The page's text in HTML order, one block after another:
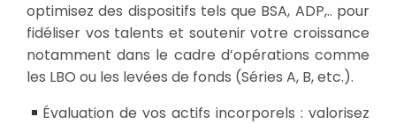
optimisez des dispositifs tels que BSA, ADP,.. pour
fidéliser vos talents et soutenir votre croissance
notamment dans le cadre d’opérations comme
les LBO ou les levées de fonds (Séries A, B, etc.).
Évaluation de vos actifs incorporels : valorisez